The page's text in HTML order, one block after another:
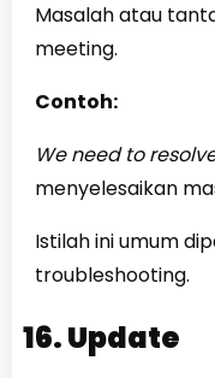
Masalah atau
meeting.
Contoh:
We need to
menyelesaikan
Istilah ini umum
troubleshooting.
16. Update